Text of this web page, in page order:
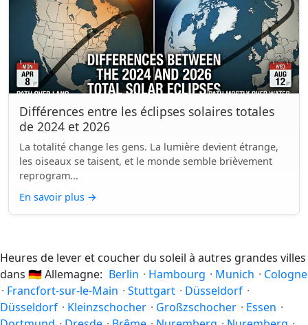
Différences entre les éclipses solaires totales
de 2024 et 2026
La totalité change les gens. La lumière devient étrange,
les oiseaux se taisent, et le monde semble brièvement
reprogram...
En savoir plus →
Heures de lever et coucher du soleil à autres grandes villes
dans 🇩🇪Allemagne: Berlin · Hambourg · Munich · Cologne
· Francfort-sur-le-Main · Stuttgart · Düsseldorf ·
Düsseldorf · Kleinzschocher · Großzschocher · Essen ·